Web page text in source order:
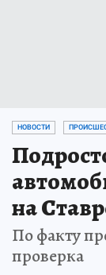
НОВОСТИ
на
По факту
проверка